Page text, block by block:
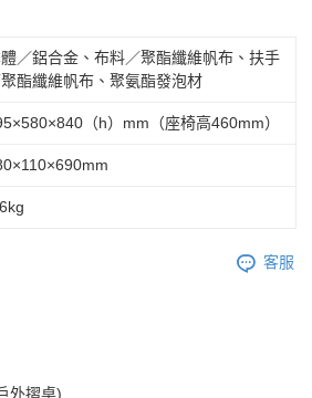
／鋁合金、布料／聚酯纖維帆布、扶手
聚酯纖維帆布、聚氨酯發泡材
（h）mm（座椅高460mm）
客服
外摺桌)